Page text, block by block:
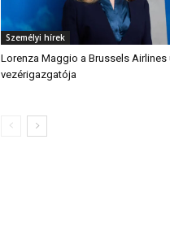
Személyi hírek
Lorenza Maggio a Brussels Airlines
vezérigazgatója